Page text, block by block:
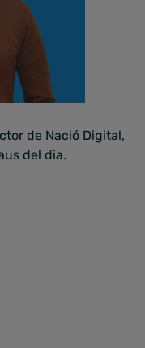
de Nació Digital,
del dia.